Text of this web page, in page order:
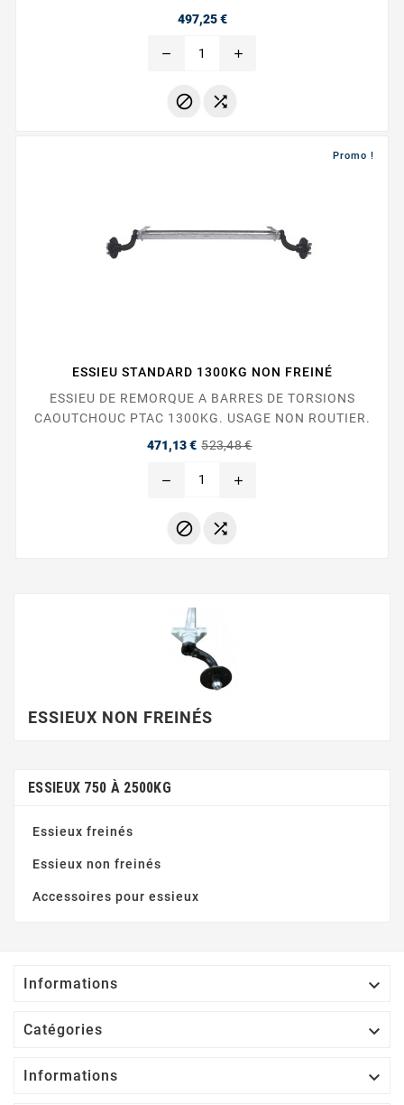
497,25 €Prix
remove add
 
Promo !
ESSIEU STANDARD 1300KG NON FREINÉ
ESSIEU DE REMORQUE A BARRES DE TORSIONS
CAOUTCHOUC PTAC 1300KG. USAGE NON ROUTIER.
471,13 € 523,48 €
remove add
 
ESSIEUX NON FREINÉS
ESSIEUX 750 À 2500KG
Essieux freinés
Essieux non freinés
Accessoires pour essieux
Informations 
Catégories 
Informations 